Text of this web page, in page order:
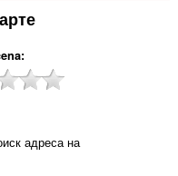
адреса на